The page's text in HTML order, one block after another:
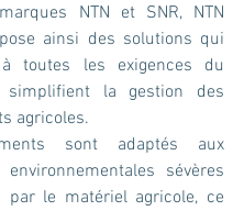
NTN et SNR, NTN
ainsi des solutions qui
toutes les exigences du
simplifient la gestion des
agricoles.
sont adaptés aux
sévères
par le matériel agricole, ce